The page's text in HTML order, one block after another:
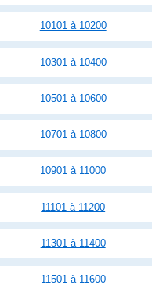
10101 à 10200
10301 à 10400
10501 à 10600
10701 à 10800
10901 à 11000
11101 à 11200
11301 à 11400
11501 à 11600